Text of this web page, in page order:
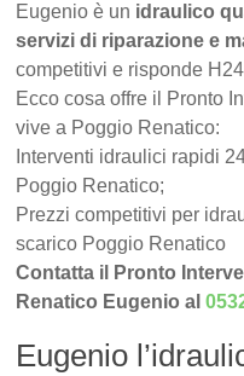
Eugenio è un idraulico
servizi di riparazione e
competitivi e risponde
Ecco cosa offre il Pronto
vive a Poggio Renatico:
Interventi idraulici rapidi
Poggio Renatico;
Prezzi competitivi per
scarico Poggio Renatico
Contatta il Pronto
Renatico Eugenio al
Eugenio